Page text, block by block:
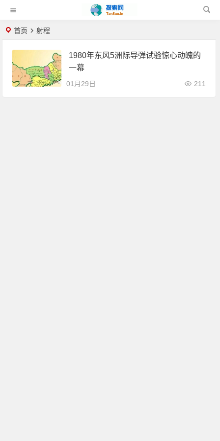
首页 射程
1980年东风5洲际导弹试验惊心动魄的
一幕
01月29日 211